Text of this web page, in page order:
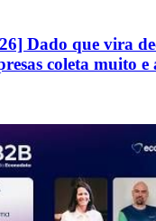
Dado que vira
coleta muito e